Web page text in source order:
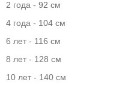
2 года - 92 см
4 года - 104 см
6 лет - 116 см
8 лет - 128 см
10 лет - 140 см